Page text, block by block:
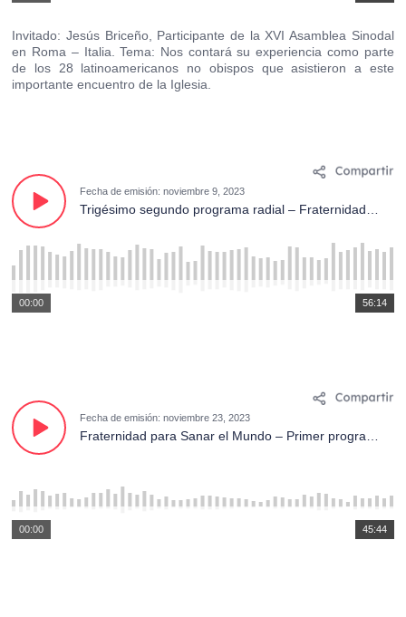
Invitado: Jesús Briceño, Participante de la XVI Asamblea Sinodal
en Roma – Italia. Tema: Nos contará su experiencia como parte
de los 28 latinoamericanos no obispos que asistieron a este
importante encuentro de la Iglesia.
Fecha de emisión: noviembre 9, 2023
56:14
00:00
Fecha de emisión: noviembre 23, 2023
45:44
00:00